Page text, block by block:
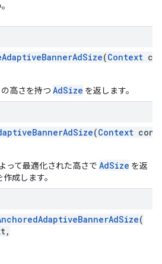
(Context co
高さを持つ AdSize を返します。
(Context cont
って最適化された高さで AdSize を返
成します。
(